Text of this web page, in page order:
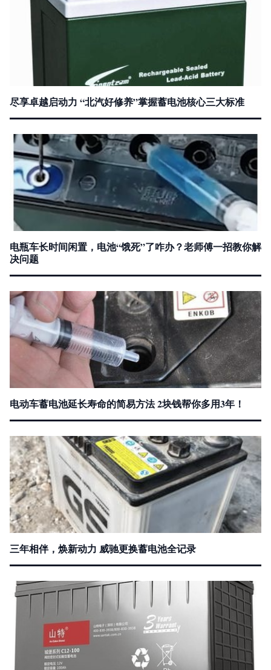
尽享卓越启动力 “北汽好修养”掌握蓄电池核心三大标准
电瓶车长时间闲置，电池“饿死”了咋办？老师傅一招教你解
决问题
电动车蓄电池延长寿命的简易方法 2块钱帮你多用3年！
三年相伴，焕新动力 威驰更换蓄电池全记录